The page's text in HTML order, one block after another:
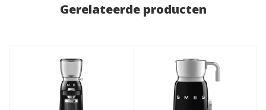
Gerelateerde producten